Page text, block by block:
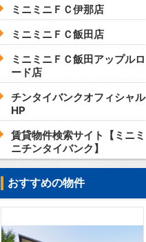
ミニミニＦＣ伊那店
ミニミニＦＣ飯田店
ミニミニＦＣ飯田アップルロ
ード店
チンタイバンクオフィシャル
HP
賃貸物件検索サイト【ミニミ
ニチンタイバンク】
おすすめの物件